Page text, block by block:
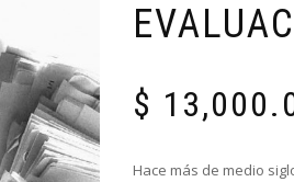
$
Hace más de medio